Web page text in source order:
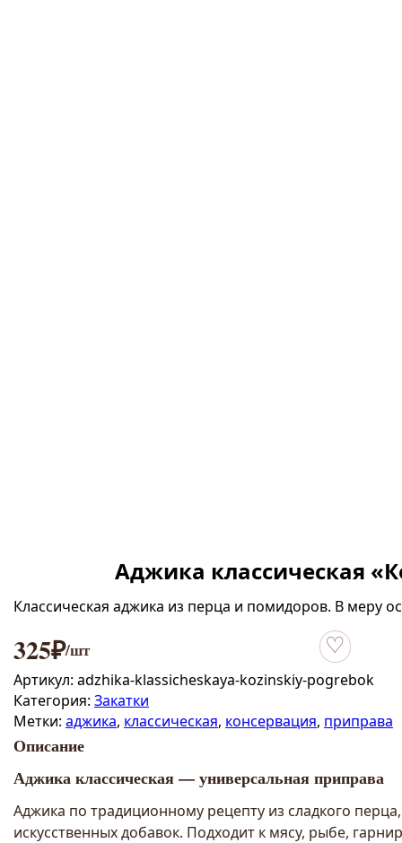
Аджика классическая
Классическая аджика из перца и помидоров. В меру
325₽/шт Добавить в
Артикул: adzhika-klassicheskaya-kozinskiy-pogrebok
Категория: Закатки
Метки: аджика, классическая, консервация, приправа
Описание
Аджика классическая — универсальная приправа
Аджика по традиционному рецепту из сладкого
искусственных добавок. Подходит к мясу, рыбе,